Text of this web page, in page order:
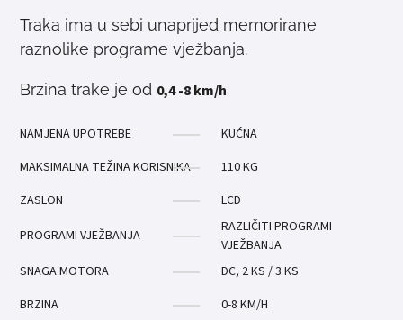
Traka ima u sebi unaprijed memorirane
raznolike programe vježbanja.
Brzina trake je od 0,4 -8 km/h
NAMJENA UPOTREBE
KUĆNA
MAKSIMALNA TEŽINA KORISNIKA
110 KG
ZASLON
LCD
PROGRAMI VJEŽBANJA
RAZLIČITI PROGRAMI
VJEŽBANJA
SNAGA MOTORA
DC, 2 KS / 3 KS
BRZINA
0-8 KM/H